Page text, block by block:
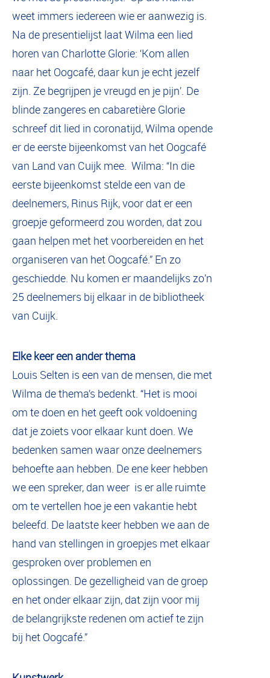
weet immers iedereen wie er aanwezig is.
Na de presentielijst laat Wilma een lied
horen van Charlotte Glorie: ‘Kom allen
naar het Oogcafé, daar kun je echt jezelf
zijn. Ze begrijpen je vreugd en je pijn’. De
blinde zangeres en cabaretière Glorie
schreef dit lied in coronatijd, Wilma opende
er de eerste bijeenkomst van het Oogcafé
van Land van Cuijk mee. Wilma: “In die
eerste bijeenkomst stelde een van de
deelnemers, Rinus Rijk, voor dat er een
groepje geformeerd zou worden, dat zou
gaan helpen met het voorbereiden en het
organiseren van het Oogcafé.” En zo
geschiedde. Nu komen er maandelijks zo’n
25 deelnemers bij elkaar in de bibliotheek
van Cuijk.
Elke keer een ander thema
Louis Selten is een van de mensen, die met
Wilma de thema’s bedenkt. “Het is mooi
om te doen en het geeft ook voldoening
dat je zoiets voor elkaar kunt doen. We
bedenken samen waar onze deelnemers
behoefte aan hebben. De ene keer hebben
we een spreker, dan weer is er alle ruimte
om te vertellen hoe je een vakantie hebt
beleefd. De laatste keer hebben we aan de
hand van stellingen in groepjes met elkaar
gesproken over problemen en
oplossingen. De gezelligheid van de groep
en het onder elkaar zijn, dat zijn voor mij
de belangrijkste redenen om actief te zijn
bij het Oogcafé.”